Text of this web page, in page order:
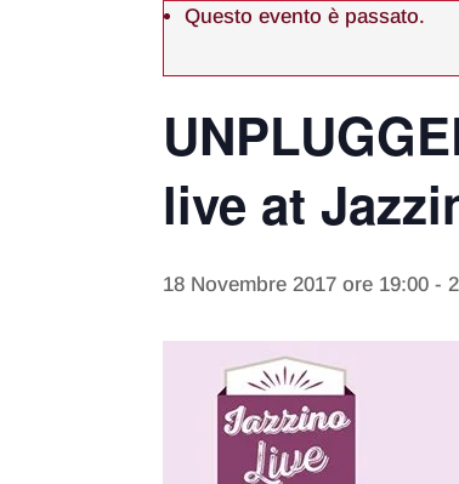
Questo evento è passato.
live at
18 Novembre 2017 ore 19:00 -